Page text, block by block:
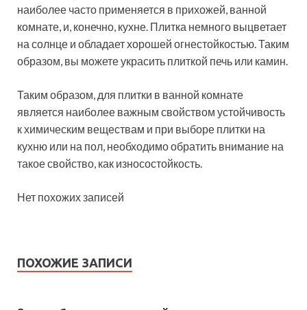
наиболее часто применяется в прихожей, ванной
комнате, и, конечно, кухне. Плитка немного выцветает
на солнце и обладает хорошей огнестойкостью. Таким
образом, вы можете украсить плиткой печь или камин.
Таким образом, для плитки в ванной комнате
является наиболее важным свойством устойчивость
к химическим веществам и при выборе плитки на
кухню или на пол, необходимо обратить внимание на
такое свойство, как износостойкость.
Нет похожих записей
ПОХОЖИЕ ЗАПИСИ